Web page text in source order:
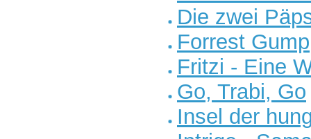
Die zwei
Forrest Gump
Fritzi - Eine
Go, Trabi, Go
Insel der